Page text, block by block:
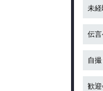
未
伝
自撮
歓